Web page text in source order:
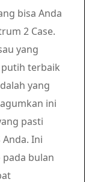
bisa Anda
2 Case.
yang
putih terbaik
yang
ini
pasti
Ini
pada bulan